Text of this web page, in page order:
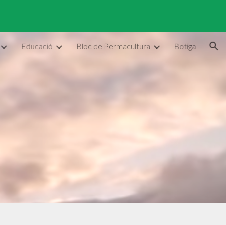
Educació Bloc de Permacultura Botiga